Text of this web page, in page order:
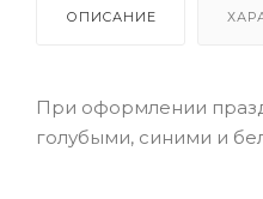
ОПИСАНИЕ
При оформлении
голубыми, синими и